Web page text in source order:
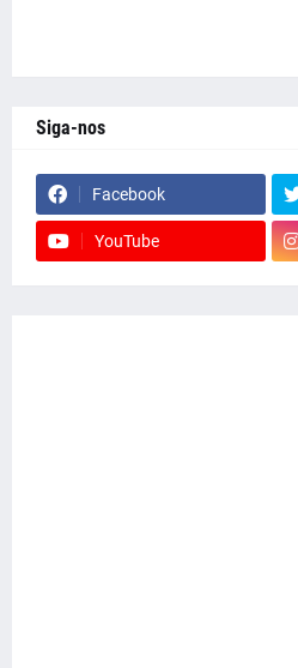
Siga-nos
Facebook
YouTube